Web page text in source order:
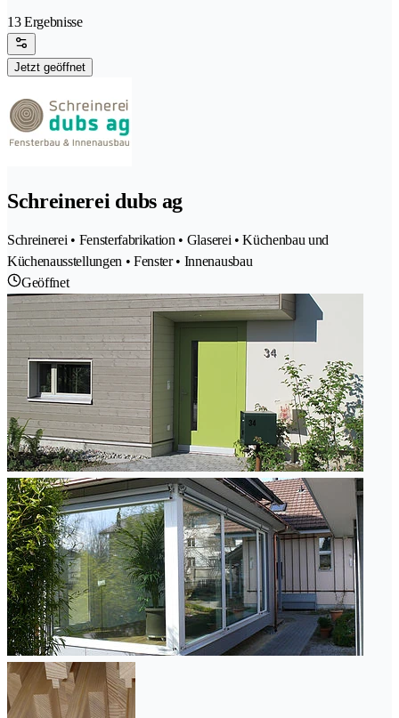
13 Ergebnisse
Jetzt geöffnet
Schreinerei dubs ag
Schreinerei • Fensterfabrikation • Glaserei • Küchenbau und
Küchenausstellungen • Fenster • Innenausbau
Geöffnet